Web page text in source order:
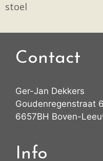
stoel
Contact
Ger-Jan Dekkers
Goudenregenstraat 6
6657BH Boven-
Info